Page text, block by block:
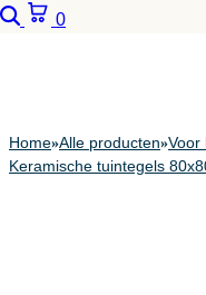
Zoeken
0
Home»Alle producten»Voor
Keramische tuintegels